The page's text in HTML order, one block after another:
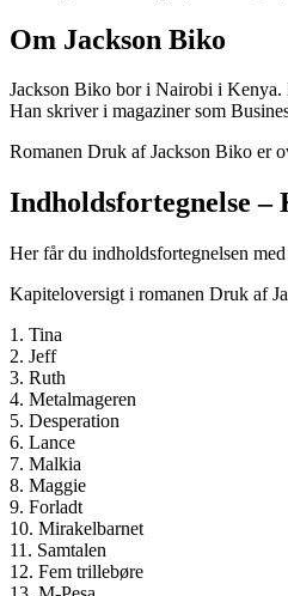
Om Jackson Biko
Jackson Biko bor i Nairobi i Kenya.
Han skriver i magaziner som
Romanen Druk af Jackson Biko er
Indholdsfortegnelse
Her får du indholdsfortegnelsen
Kapiteloversigt i romanen Druk af
1. Tina
2. Jeff
3. Ruth
4. Metalmageren
5. Desperation
6. Lance
7. Malkia
8. Maggie
9. Forladt
10. Mirakelbarnet
11. Samtalen
12. Fem trillebøre